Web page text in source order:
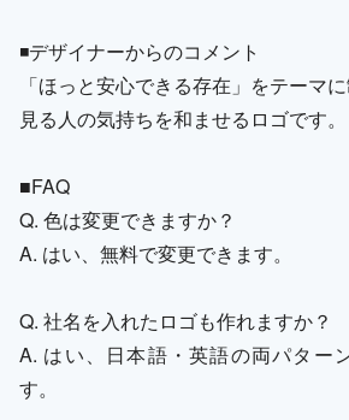
◾️デザイナーからのコメント
「ほっと安心できる存在」をテーマに
見る人の気持ちを和ませるロゴです。
■FAQ
Q. 色は変更できますか？
A. はい、無料で変更できます。
Q. 社名を入れたロゴも作れますか？
A. はい、日本語・英語の両パター
す。